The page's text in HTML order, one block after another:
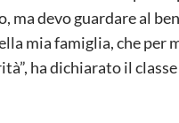
ma devo guardare al
mia famiglia, che per
ha dichiarato il